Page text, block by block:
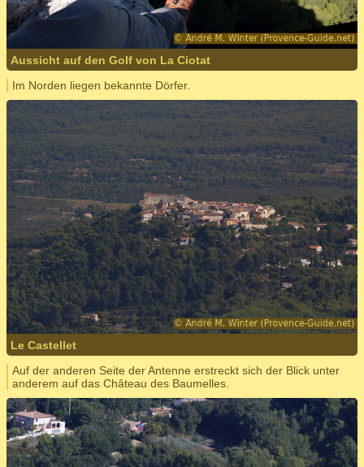
Aussicht auf den Golf von La Ciotat
Im Norden liegen bekannte Dörfer.
Le Castellet
Auf der anderen Seite der Antenne erstreckt sich der Blick unter
anderem auf das Château des Baumelles.